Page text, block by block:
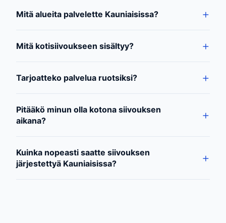
Mitä alueita palvelette Kauniaisissa?
Mitä kotisiivoukseen sisältyy?
Tarjoatteko palvelua ruotsiksi?
Pitääkö minun olla kotona siivouksen
aikana?
Kuinka nopeasti saatte siivouksen
järjestettyä Kauniaisissa?